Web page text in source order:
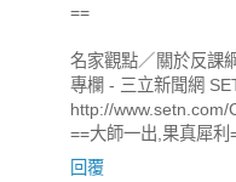
==
名家觀點／關於反課
專欄 - 三立新聞網
http://
==大師一出,果真犀利
回覆